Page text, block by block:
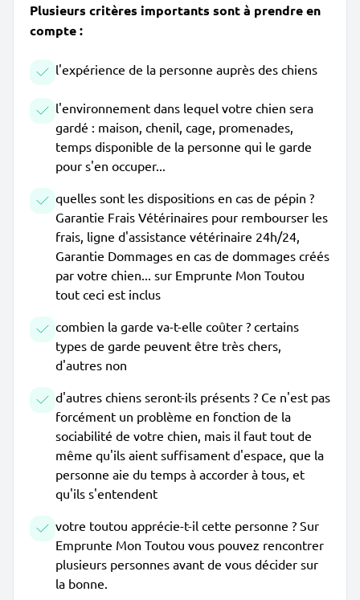
Plusieurs critères importants sont à prendre en
compte :
l'expérience de la personne auprès des chiens
l'environnement dans lequel votre chien sera
gardé : maison, chenil, cage, promenades,
temps disponible de la personne qui le garde
pour s'en occuper...
quelles sont les dispositions en cas de pépin ?
Garantie Frais Vétérinaires pour rembourser les
frais, ligne d'assistance vétérinaire 24h/24,
Garantie Dommages en cas de dommages créés
par votre chien... sur Emprunte Mon Toutou
tout ceci est inclus
combien la garde va-t-elle coûter ? certains
types de garde peuvent être très chers,
d'autres non
d'autres chiens seront-ils présents ? Ce n'est pas
forcément un problème en fonction de la
sociabilité de votre chien, mais il faut tout de
même qu'ils aient suffisament d'espace, que la
personne aie du temps à accorder à tous, et
qu'ils s'entendent
votre toutou apprécie-t-il cette personne ? Sur
Emprunte Mon Toutou vous pouvez rencontrer
plusieurs personnes avant de vous décider sur
la bonne.